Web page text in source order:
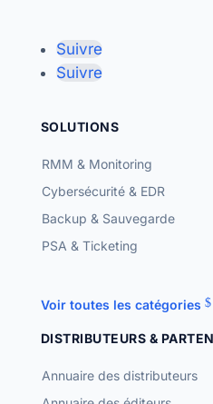
Suivre
Suivre
SOLUTIONS
RMM & Monitoring
Cybersécurité & EDR
Backup & Sauvegarde
PSA & Ticketing
Voir toutes les catégories
DISTRIBUTEURS &
Annuaire des distributeurs